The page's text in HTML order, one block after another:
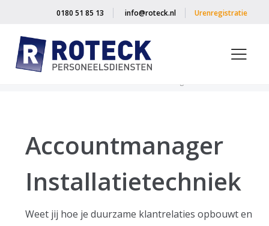
Urenregistratie
0180 51 85 13 info@roteck.nl
Accountmanager
Installatietechniek
Weet jij hoe je duurzame klantrelaties opbouwt en